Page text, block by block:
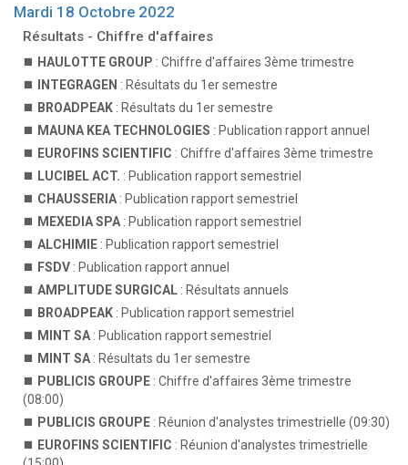
Mardi 18 Octobre 2022
Résultats - Chiffre d'affaires
HAULOTTE GROUP : Chiffre d'affaires 3ème trimestre
INTEGRAGEN : Résultats du 1er semestre
BROADPEAK : Résultats du 1er semestre
MAUNA KEA TECHNOLOGIES : Publication rapport annuel
EUROFINS SCIENTIFIC : Chiffre d'affaires 3ème trimestre
LUCIBEL ACT. : Publication rapport semestriel
CHAUSSERIA : Publication rapport semestriel
MEXEDIA SPA : Publication rapport semestriel
ALCHIMIE : Publication rapport semestriel
FSDV : Publication rapport annuel
AMPLITUDE SURGICAL : Résultats annuels
BROADPEAK : Publication rapport semestriel
MINT SA : Publication rapport semestriel
MINT SA : Résultats du 1er semestre
PUBLICIS GROUPE : Chiffre d'affaires 3ème trimestre
(08:00)
PUBLICIS GROUPE : Réunion d'analystes trimestrielle (09:30)
EUROFINS SCIENTIFIC : Réunion d'analystes trimestrielle